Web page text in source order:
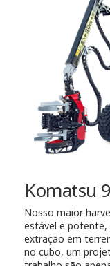
Komatsu
Nosso maior
estável e potente,
extração em
no cubo, um